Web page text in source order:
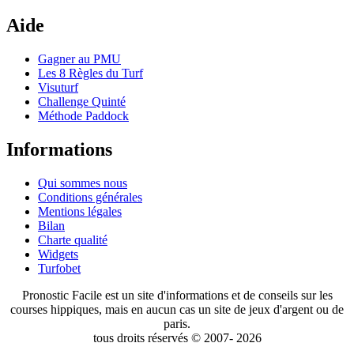
Aide
Gagner au PMU
Les 8 Règles du Turf
Visuturf
Challenge Quinté
Méthode Paddock
Informations
Qui sommes nous
Conditions générales
Mentions légales
Bilan
Charte qualité
Widgets
Turfobet
Pronostic Facile est un site d'informations et de conseils sur les
courses hippiques, mais en aucun cas un site de jeux d'argent ou de
paris.
tous droits réservés © 2007- 2026